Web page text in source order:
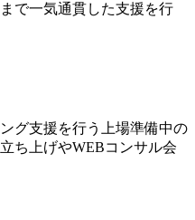
で一気通貫した支援を行
グ支援を行う上場準備中の
ち上げやWEBコンサル会